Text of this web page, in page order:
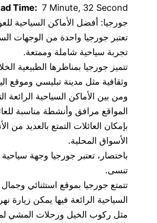
Time: 7 Minute, 32 Second
جورجيا: أفضل الأماكن السياحية
تعتبر جورجيا واحدة من الوجهات
تجربة سياحية شاملة وممتعة.
تتميز جورجيا بمناظرها الطبيعية
وثقافية مثل مدينة تبليسي وموقع
ومن بين الأماكن السياحية
المواقع مرافق وأنشطة مناسبة
بإمكان العائلات التمتع بالعديد
الأسواق المحلية.
باختصار، تعتبر جورجيا وجهة
تنسى.
تتمتع جورجيا بموقع استثنائي وجمال
السياحية الرائعة فيها يمكن زيارة
مثل ركوب الخيل ورحلات المشي